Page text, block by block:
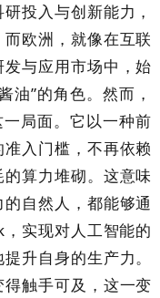
投入与创新能力，
欧洲，就像在互联
与应用市场中，始
油”的角色。然而，
局面。它以一种前
入门槛，不再依赖
算力堆砌。这意味
自然人，都能够通
实现对人工智能的
升自身的生产力。
触手可及，这一变